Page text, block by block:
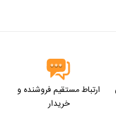
چرخ‌های خیاطی
خانگی، صنعتی،
خاص خود را
تکنولوژی
ارتباط مستقیم فروشنده و
خریدار